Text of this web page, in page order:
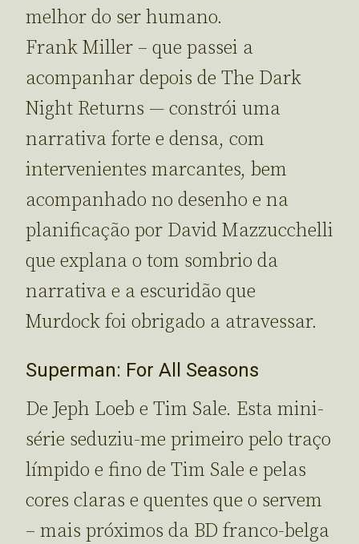
melhor do ser humano.
Frank Miller – que passei a
acompanhar depois de The Dark
Night Returns — constrói uma
narrativa forte e densa, com
intervenientes marcantes, bem
acompanhado no desenho e na
planificação por David Mazzucchelli
que explana o tom sombrio da
narrativa e a escuridão que
Murdock foi obrigado a atravessar.
Superman: For All Seasons
De Jeph Loeb e Tim Sale. Esta mini-
série seduziu-me primeiro pelo traço
límpido e fino de Tim Sale e pelas
cores claras e quentes que o servem
– mais próximos da BD franco-belga